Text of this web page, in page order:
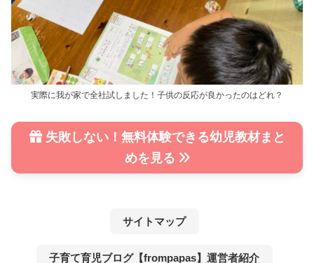
実際に我が家で全社試しました！子供の反応が良かったのはどれ？
失敗しない！無料体験できる幼児教材まと
めを見る
サイトマップ
子育て育児ブログ【frompapas】運営者紹介